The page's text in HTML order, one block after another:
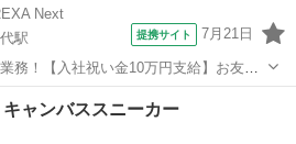
Next
駅
提携サイト 7月21日
務！【入社祝い金10万円支給】お友達
日129日＆休出なしでプライベート充
適作業◎自社正社員登用制度あり★1食
駅
ャンバススニーカー